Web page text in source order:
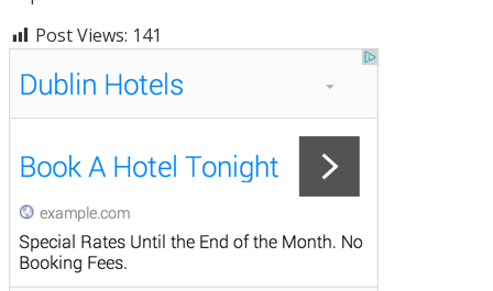
Post Views: 141